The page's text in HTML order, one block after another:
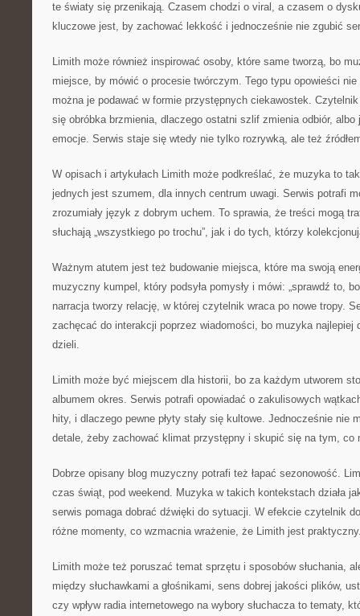
te światy się przenikają. Czasem chodzi o viral, a czasem o
kluczowe jest, by zachować lekkość i jednocześnie nie zgubić
Limith może również inspirować osoby, które same tworzą, bo
miejsce, by mówić o procesie twórczym. Tego typu opowieści
można je podawać w formie przystępnych ciekawostek.
się obróbka brzmienia, dlaczego ostatni szlif zmienia odbiór, albo
emocje. Serwis staje się wtedy nie tylko rozrywką, ale też
W opisach i artykułach Limith może podkreślać, że muzyka to
jednych jest szumem, dla innych centrum uwagi. Serwis potrafi
zrozumiały język z dobrym uchem. To sprawia, że treści mogą
słuchają „wszystkiego po trochu”, jak i do tych, którzy
Ważnym atutem jest też budowanie miejsca, które ma swoją
muzyczny kumpel, który podsyła pomysły i mówi: „sprawdź to,
narracja tworzy relację, w której czytelnik wraca po nowe tropy.
zachęcać do interakcji poprzez wiadomości, bo muzyka najlepiej
dzieli.
Limith może być miejscem dla historii, bo za każdym utworem
albumem okres. Serwis potrafi opowiadać o zakulisowych
hity, i dlaczego pewne płyty stały się kultowe. Jednocześnie nie
detale, żeby zachować klimat przystępny i skupić się na tym, co
Dobrze opisany blog muzyczny potrafi też łapać sezonowość.
czas świąt, pod weekend. Muzyka w takich kontekstach działa
serwis pomaga dobrać dźwięki do sytuacji. W efekcie czytelnik
różne momenty, co wzmacnia wrażenie, że Limith jest
Limith może też poruszać temat sprzętu i sposobów słuchania,
między słuchawkami a głośnikami, sens dobrej jakości plików,
czy wpływ radia internetowego na wybory słuchacza to tematy,